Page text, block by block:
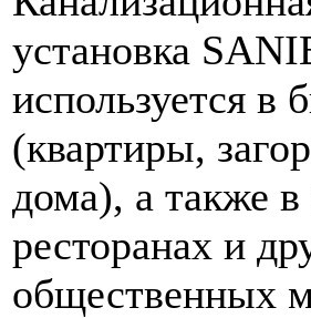
установка
используется в
(квартиры,
дома), а также в
ресторанах и
общественных